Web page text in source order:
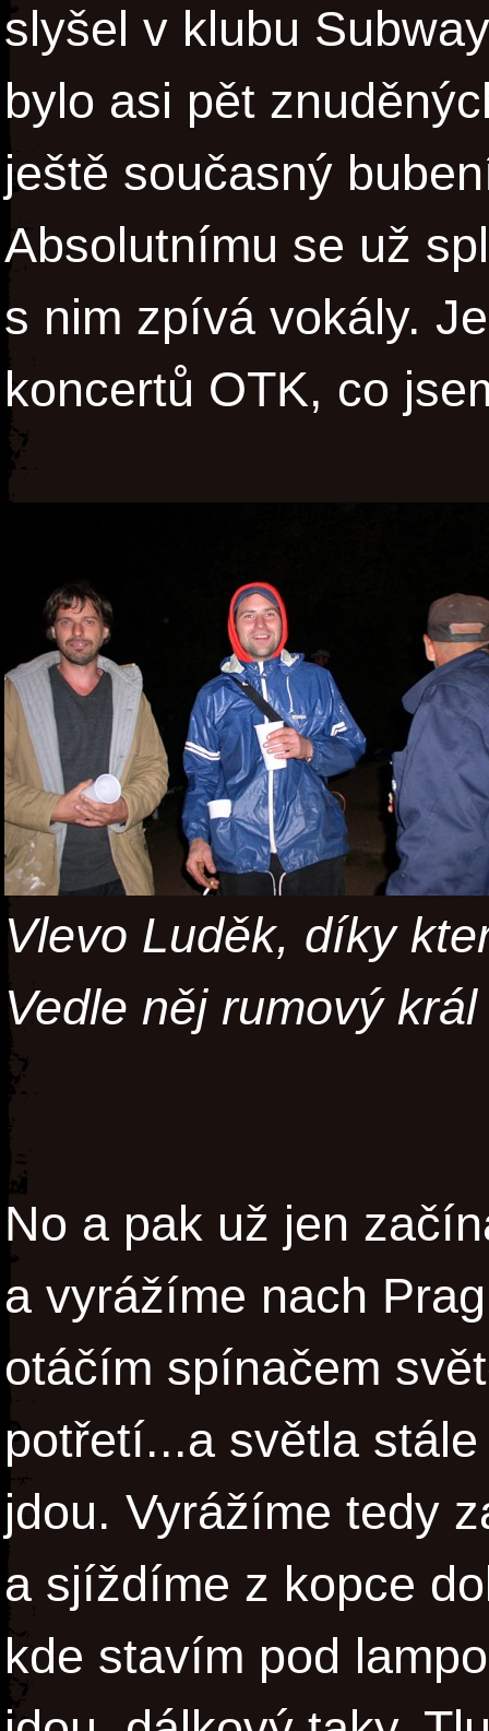
slyšel v klubu
bylo asi pět
ještě současný
Absolutnímu se už
s nim zpívá vokály.
koncertů OTK, co
Vlevo Luděk, díky
Vedle něj rumový
No a pak už jen
a vyrážíme nach
otáčím spínačem
potřetí...a světla
jdou. Vyrážíme tedy
a sjíždíme z kopce
kde stavím pod